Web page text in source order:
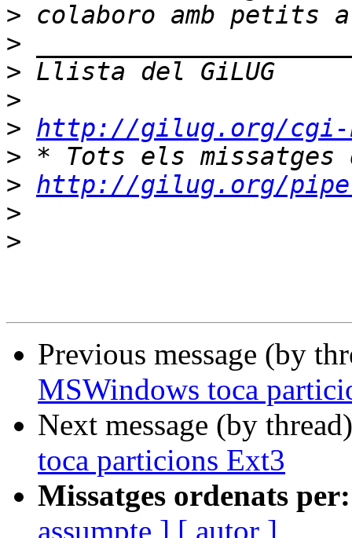
>
>
>
>
> http://gilug.org/
>
> http://gilug.org/
>
>
Previous message (by
MSWindows toca
Next message (by
toca particions Ext3
Missatges ordenats per:
assumpte ] [ autor ]